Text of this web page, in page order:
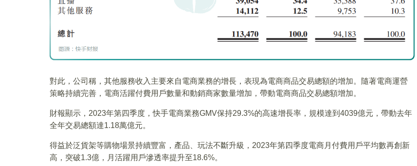
對此，公司稱，其他服務收入主要來自電商業務的增長，表現為電商商品交易總額的增加。隨著電商運營
策略持續完善，電商活躍付費用戶數量和動銷商家數量增加，帶動電商商品交易總額增加。
財報顯示，2023年第四季度，快手電商業務GMV保持29.3%的高速增長率，規模達到4039億元，帶動去年
全年交易總額達1.18萬億元。
得益於泛貨架等購物場景持續豐富，產品、玩法不斷升級，2023年第四季度電商月付費用戶平均數再創新
高，突破1.3億，月活躍用戶滲透率提升至18.6%。